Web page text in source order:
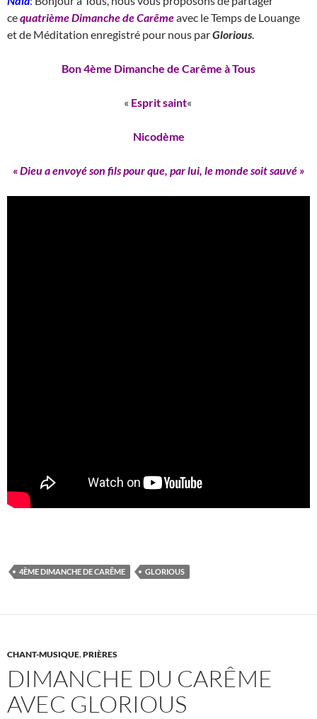
cequatrième Dimanche de Carêmeavec le Temps de Louange
et de Méditation enregistré pour nous parGlorious.
Bon 4ème Dimanche de Carême à Tous
« Esprit saint«
Nicodème
« Dieu a envoyé son fils pour que, par lui, le monde soit sauvé »
4ÈME DIMANCHE DE CARÊME GLORIOUS
CHANT-MUSIQUE,PRIÈRES
DIMANCHE DU CARÊME
AVEC GLORIOUS